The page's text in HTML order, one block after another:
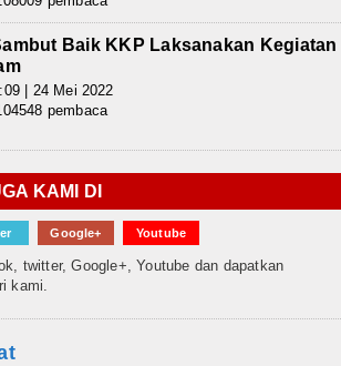
Baik KKP Laksanakan Kegiatan
| 24 Mei 2022
pembaca
KAMI DI
Google+ Youtube
twitter, Google+, Youtube dan dapatkan
kami.